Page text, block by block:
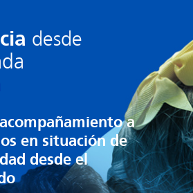
desde
a
en situación de
desde el